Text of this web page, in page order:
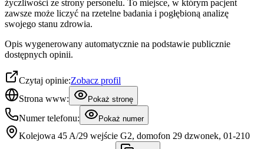
życzliwości ze strony personelu. To miejsce, w którym pacjent
zawsze może liczyć na rzetelne badania i pogłębioną analizę
swojego stanu zdrowia.
Opis wygenerowany automatycznie na podstawie publicznie
dostępnych opinii.
Czytaj opinie:Zobacz profil
Strona www:
Pokaż stronę
Numer telefonu: Pokaż numer
Kolejowa 45 A/29 wejście G2, domofon 29 dzwonek, 01-210